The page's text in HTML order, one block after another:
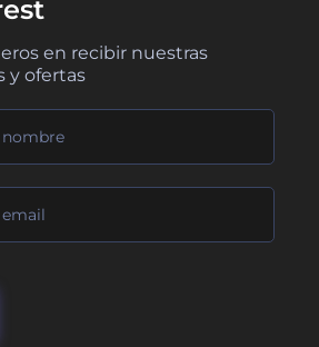
en recibir nuestras
y ofertas